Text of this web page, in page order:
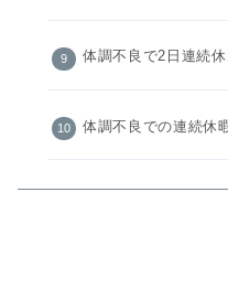
体調不良で2日連続
体調不良での連続休